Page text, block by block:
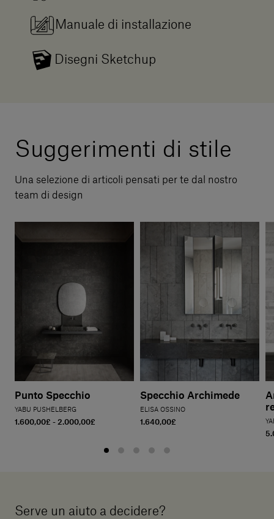
Manuale di installazione
Disegni Sketchup
Suggerimenti di stile
Una selezione di articoli pensati per te dal nostro
team di design
Punto Specchio
YABU PUSHELBERG
1.600,00£ - 2.000,00£
Specchio Archimede
ELISA OSSINO
1.640,00£
Serve un aiuto a decidere?